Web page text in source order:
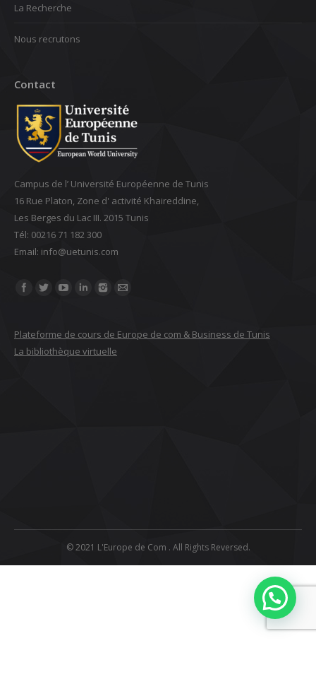
La Recherche
Nous recrutons
Contact
Campus de l’ Université Européenne de Tunis
16 Rue Platon, Zone d' activité Khaireddine,
Les Berges du Lac III. 2015 Tunis
Tél: 00216 71 182 300
Email: ‎info@uetunis.com
Find us on:
Plateforme de cours de Europe de com & Business de Tunis
La bibliothèque virtuelle
© 2021 L'Europe de Com . All Rights Reversed.